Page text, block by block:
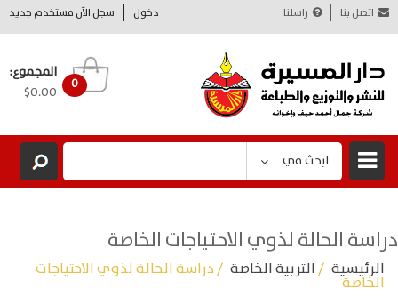
دخول سجل الآن مستخدم جديد اتصل بنا راسلنا
0
المجموع:
$0.00
ابحث في
دراسة الحالة لذوي الاحتياجات الخاصة
الرئيسية /التربية الخاصة / دراسة الحالة لذوي الاحتياجات
الخاصة